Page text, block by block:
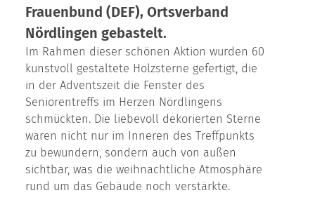
Frauenbund (DEF), Ortsverband
Nördlingen gebastelt.
Im Rahmen dieser schönen Aktion wurden 60
kunstvoll gestaltete Holzsterne gefertigt, die
in der Adventszeit die Fenster des
Seniorentreffs im Herzen Nördlingens
schmückten. Die liebevoll dekorierten Sterne
waren nicht nur im Inneren des Treffpunkts
zu bewundern, sondern auch von außen
sichtbar, was die weihnachtliche Atmosphäre
rund um das Gebäude noch verstärkte.